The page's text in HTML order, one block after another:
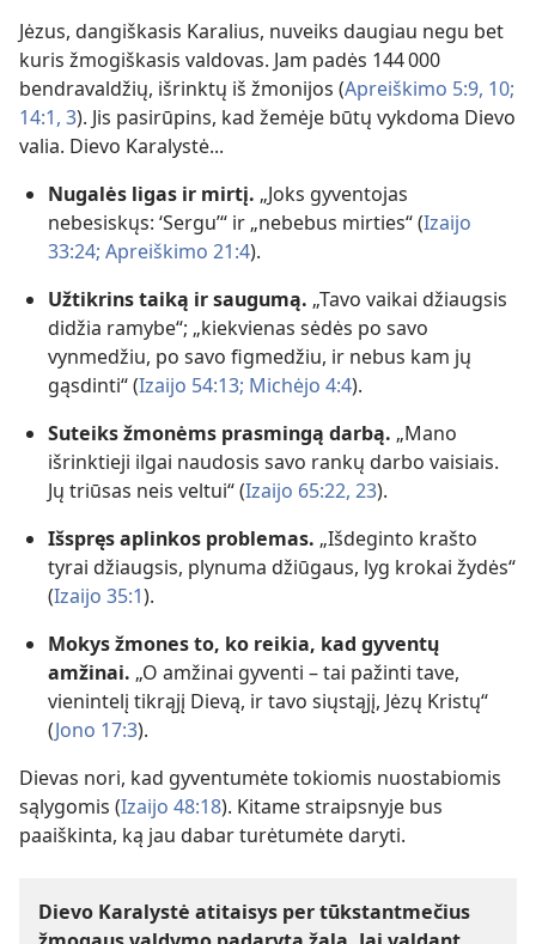
Jėzus, dangiškasis Karalius, nuveiks daugiau negu bet
kuris žmogiškasis valdovas. Jam padės 144 000
bendravaldžių, išrinktų iš žmonijos (Apreiškimo 5:9, 10;
14:1, 3). Jis pasirūpins, kad žemėje būtų vykdoma Dievo
valia. Dievo Karalystė...
Nugalės ligas ir mirtį. „Joks gyventojas
nebesiskųs: ‘Sergu’“ ir „nebebus mirties“ (Izaijo
33:24; Apreiškimo 21:4).
Užtikrins taiką ir saugumą. „Tavo vaikai džiaugsis
didžia ramybe“; „kiekvienas sėdės po savo
vynmedžiu, po savo figmedžiu, ir nebus kam jų
gąsdinti“ (Izaijo 54:13; Michėjo 4:4).
Suteiks žmonėms prasmingą darbą. „Mano
išrinktieji ilgai naudosis savo rankų darbo vaisiais.
Jų triūsas neis veltui“ (Izaijo 65:22, 23).
Išspręs aplinkos problemas. „Išdeginto krašto
tyrai džiaugsis, plynuma džiūgaus, lyg krokai žydės“
(Izaijo 35:1).
Mokys žmones to, ko reikia, kad gyventų
amžinai. „O amžinai gyventi – tai pažinti tave,
vienintelį tikrąjį Dievą, ir tavo siųstąjį, Jėzų Kristų“
(Jono 17:3).
Dievas nori, kad gyventumėte tokiomis nuostabiomis
sąlygomis (Izaijo 48:18). Kitame straipsnyje bus
paaiškinta, ką jau dabar turėtumėte daryti.
Dievo Karalystė atitaisys per tūkstantmečius